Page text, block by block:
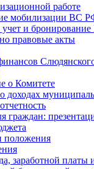
работе
мобилизации ВС
и
правовые акты
о Комитете
доходах
граждан:
положения
заработной